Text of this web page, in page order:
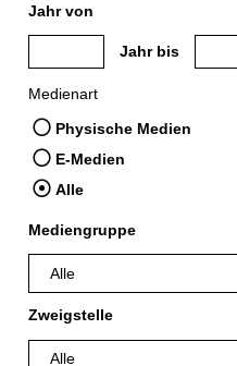
Jahr von
Medien anzeigen, die nach
Jahr bis
Medienart
Physische Medien
E-Medien
Alle
Mediengruppe
Zweigstelle